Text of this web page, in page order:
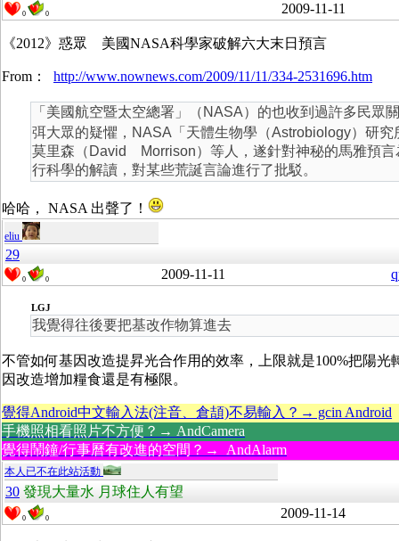
0 0 2009-11-11
《2012》惑眾 美國NASA科學家破解六大末日預言
From： http://www.nownews.com/2009/11/11/334-2531696.htm
「美國航空暨太空總署」（NASA）的也收到過許多民眾
弭大眾的疑懼，NASA「天體生物學（Astrobiology）研究
莫里森（David Morrison）等人，遂針對神秘的馬雅預言
行科學的解讀，對某些荒誕言論進行了批駁。
哈哈， NASA 出聲了！
eliu
29
0 0 2009-11-11
LGJ
我覺得往後要把基改作物算進去
不管如何基因改造提昇光合作用的效率，上限就是100%把陽光
因改造增加糧食還是有極限。
覺得Android中文輸入法(注音、倉頡)不易輸入？→ gcin Android
手機照相看照片不方便？→ AndCamera
覺得鬧鐘/行事曆有改進的空間？→ AndAlarm
本人已不在此站活動
30 發現大量水 月球住人有望
0 0 2009-11-14